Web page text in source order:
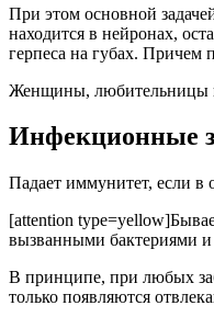
При этом основной
находится в нейронах,
герпеса на губах. Причем
Женщины, любительницы
Инфекционные
Падает иммунитет, если в
[attention
вызванными бактериями и
В принципе, при любых
только появляются